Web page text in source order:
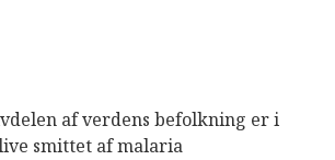
af verdens befolkning er i
smittet af malaria